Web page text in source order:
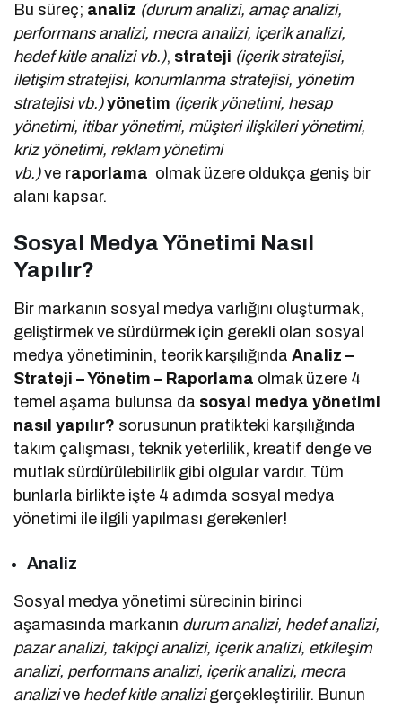
Bu süreç; analiz (durum analizi, amaç analizi,
performans analizi, mecra analizi, içerik analizi,
hedef kitle analizi vb.), strateji (içerik stratejisi,
iletişim stratejisi, konumlanma stratejisi, yönetim
stratejisi vb.) yönetim (içerik yönetimi, hesap
yönetimi, itibar yönetimi, müşteri ilişkileri yönetimi,
kriz yönetimi, reklam yönetimi
vb.)ve raporlama olmak üzere oldukça geniş bir
alanı kapsar.
Sosyal Medya Yönetimi Nasıl
Yapılır?
Bir markanın sosyal medya varlığını oluşturmak,
geliştirmek ve sürdürmek için gerekli olan sosyal
medya yönetiminin, teorik karşılığındaAnaliz –
Strateji – Yönetim – Raporlama olmak üzere 4
temel aşama bulunsa da sosyal medya yönetimi
nasıl yapılır? sorusunun pratikteki karşılığında
takım çalışması, teknik yeterlilik, kreatif denge ve
mutlak sürdürülebilirlik gibi olgular vardır. Tüm
bunlarla birlikte işte 4 adımda sosyal medya
yönetimi ile ilgili yapılması gerekenler!
Analiz
Sosyal medya yönetimi sürecinin birinci
aşamasında markanın durum analizi, hedef analizi,
pazar analizi, takipçi analizi, içerik analizi, etkileşim
analizi, performans analizi, içerik analizi, mecra
analizive hedef kitle analizigerçekleştirilir. Bunun